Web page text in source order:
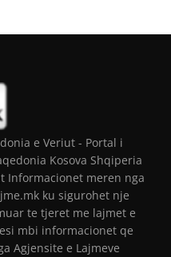
e Veriut - Portal i
Kosova Shqiperia
Informacionet meren nga
ku sigurohet nje
te tjeret me lajmet e
mbi informacionet qe
Agjensite e Lajmeve